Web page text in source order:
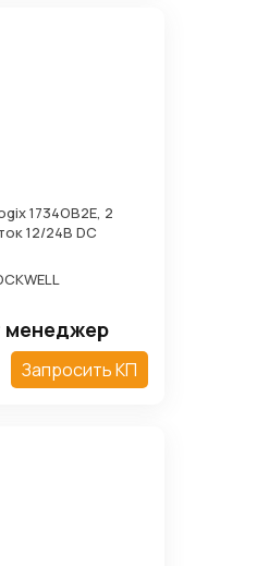
1734OB2E, 2
12/24В DC
менеджер
Запросить КП